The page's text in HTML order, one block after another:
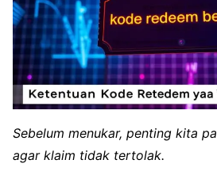
Sebelum menukar, penting kita
agar klaim tidak tertolak.